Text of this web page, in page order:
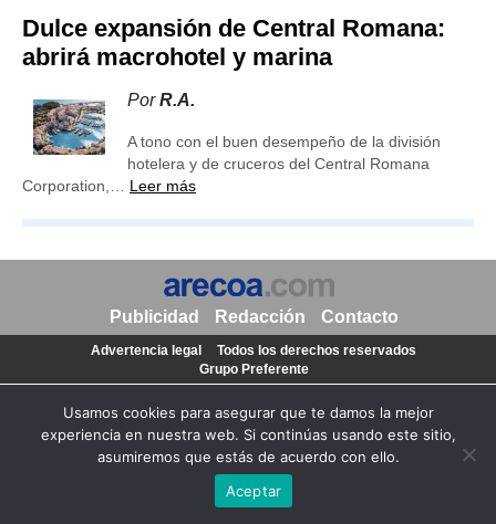
Dulce expansión de Central Romana:
abrirá macrohotel y marina
PorR.A.
A tono con el buen desempeño de la división
hotelera y de cruceros del Central Romana
Corporation,… Leer más
Usamos cookies para asegurar que te damos la mejor
experiencia en nuestra web. Si continúas usando este sitio,
asumiremos que estás de acuerdo con ello.
Aceptar
Publicidad Redacción Contacto
Advertencia legal
Todos los derechos reservados
Grupo Preferente